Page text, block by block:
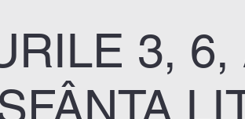
3, 6,